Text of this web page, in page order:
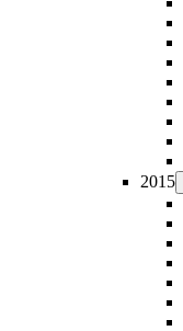
2015